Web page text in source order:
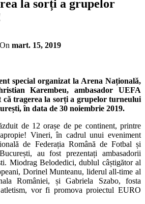
la sorți a grupelor
On mart. 15, 2019
special organizat la Arena Națională,
Karembeu, ambasador UEFA
că tragerea la sorți a grupelor turneului
în data de 30 noiembrie 2019.
de 12 orașe de pe continent, printre
Vineri, în cadrul unui eveniment
de Federația Română de Fotbal și
au fost prezentați ambasadorii
Miodrag Belodedici, dublul câștigător al
Dorinel Munteanu, liderul all-time al
României, și Gabriela Szabo, fosta
vor fi promova proiectul EURO